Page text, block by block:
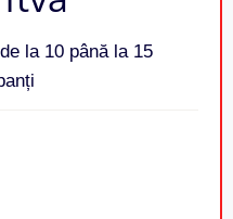
la 10 până la 15